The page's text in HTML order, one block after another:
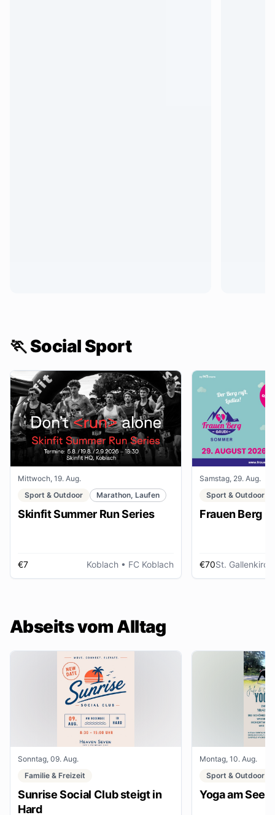
🏃 Social Sport
Mittwoch, 19. Aug.
Sport & Outdoor
Marathon, Laufen
Skinfit Summer Run Series
€7 Koblach • FC Koblach
Samstag, 29. Aug.
Sport & Outdoor
Frauen Berg
€70St. Gallenkirch
Abseits vom Alltag
Sonntag, 09. Aug.
Familie & Freizeit
Sunrise Social Club steigt in
Hard
Montag, 10. Aug.
Sport & Outdoor
Yoga am See